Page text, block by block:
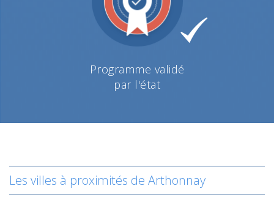
Programme validé
par l'état
Les villes à proximités de Arthonnay